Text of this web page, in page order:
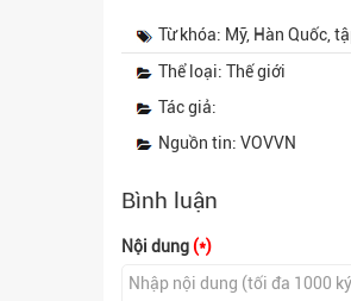
Từ khóa: Mỹ, Hàn Quốc,
Thể loại: Thế giới
Tác giả:
Nguồn tin: VOVVN
Bình luận
Nội dung (*)